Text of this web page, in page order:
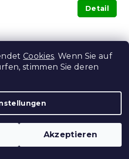
Cookies. Wenn Sie auf
stimmen Sie deren
Akzeptieren
Detail